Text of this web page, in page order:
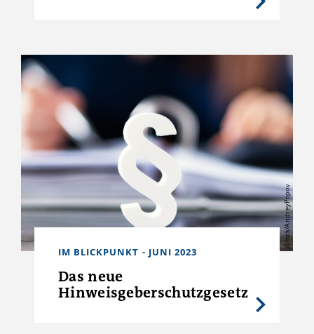
iStock/AndreyPopov
IM BLICKPUNKT - JUNI 2023
Das neue
Hinweisgeberschutzgesetz